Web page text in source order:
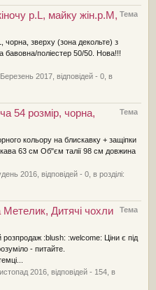
Тема
р.L, майку жін.р.М,
чорна, зверху (зона декольте) з
бавовна/поліестер 50/50. Нова!!!
2017 , відповідей - 0, в
Тема
54 розмір, чорна,
кольору на блискавку + защіпки
63 см Об"єм талії 98 см довжина
2016 , відповідей - 0, в розділі:
Тема
Дитячі чохли
:blush: :welcome: Ціни є під
- питайте.
2016 , відповідей - 154, в